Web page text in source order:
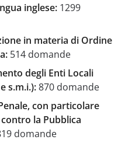
inglese: 1299
in materia di Ordine
514 domande
degli Enti Locali
s.m.i.):870 domande
con particolare
la Pubblica
domande